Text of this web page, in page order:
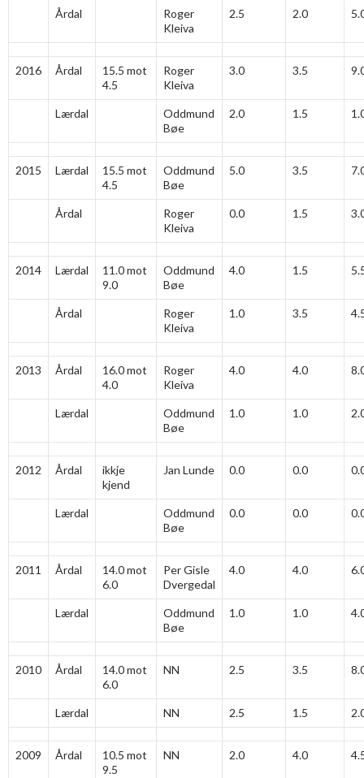
Årdal
Roger
Kleiva
2.5 2.0
2016 Årdal
15.5 mot
4.5
Roger
Kleiva
3.0 3.5
Lærdal
Oddmund
Bøe
2.0 1.5
2015 Lærdal
15.5 mot
4.5
Oddmund
Bøe
5.0 3.5
Årdal
Roger
Kleiva
0.0 1.5
2014 Lærdal
11.0 mot
9.0
Oddmund
Bøe
4.0 1.5
Årdal
Roger
Kleiva
1.0 3.5
2013 Årdal
16.0 mot
4.0
Roger
Kleiva
4.0 4.0
Lærdal
Oddmund
Bøe
1.0 1.0
2012 Årdal
ikkje
kjend
Jan Lunde 0.0 0.0
Lærdal
Oddmund
Bøe
0.0 0.0
2011 Årdal
14.0 mot
6.0
Per Gisle
Dvergedal
4.0 4.0
Lærdal
Oddmund
Bøe
1.0 1.0
2010 Årdal
14.0 mot
6.0
NN 2.5 3.5
Lærdal NN 2.5 1.5
2009 Årdal
10.5 mot
9.5
NN 2.0 4.0